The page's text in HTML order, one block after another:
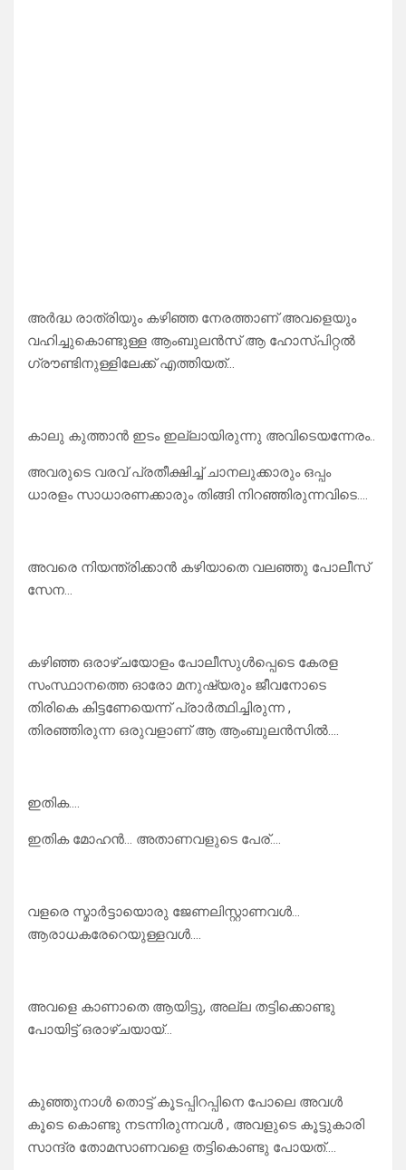
അർദ്ധ രാത്രിയും കഴിഞ്ഞ നേരത്താണ് അവളെയും
വഹിച്ചുകൊണ്ടുള്ള ആംബുലൻസ് ആ ഹോസ്പിറ്റൽ
ഗ്രൗണ്ടിനുള്ളിലേക്ക് എത്തിയത്…
കാലു കുത്താൻ ഇടം ഇല്ലായിരുന്നു അവിടെയന്നേരം..
അവരുടെ വരവ് പ്രതീക്ഷിച്ച് ചാനലുക്കാരും ഒപ്പം
ധാരളം സാധാരണക്കാരും തിങ്ങി നിറഞ്ഞിരുന്നവിടെ….
അവരെ നിയന്ത്രിക്കാൻ കഴിയാതെ വലഞ്ഞു പോലീസ്
സേന…
കഴിഞ്ഞ ഒരാഴ്ചയോളം പോലീസുൾപ്പെടെ കേരള
സംസ്ഥാനത്തെ ഓരോ മനുഷ്യരും ജീവനോടെ
തിരികെ കിട്ടണേയെന്ന് പ്രാർത്ഥിച്ചിരുന്ന ,
തിരഞ്ഞിരുന്ന ഒരുവളാണ് ആ ആംബുലൻസിൽ….
ഇതിക….
ഇതിക മോഹൻ… അതാണവളുടെ പേര്….
വളരെ സ്മാർട്ടായൊരു ജേണലിസ്റ്റാണവൾ…
ആരാധകരേറെയുള്ളവൾ….
അവളെ കാണാതെ ആയിട്ടു, അല്ല തട്ടിക്കൊണ്ടു
പോയിട്ട് ഒരാഴ്ചയായ്…
കുഞ്ഞുനാൾ തൊട്ട് കൂടപ്പിറപ്പിനെ പോലെ അവൾ
കൂടെ കൊണ്ടു നടന്നിരുന്നവൾ , അവളുടെ കൂട്ടുകാരി
സാന്ദ്ര തോമസാണവളെ തട്ടികൊണ്ടു പോയത്….